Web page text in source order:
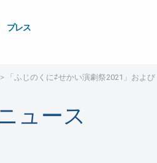
プレス
「ふじのくに⇄せかい演劇祭2021」およ
ュース